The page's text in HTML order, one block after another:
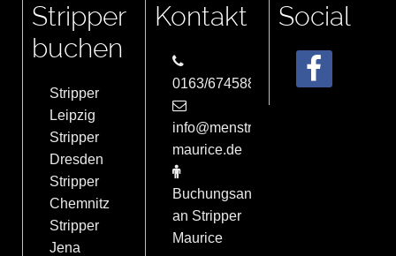
Stripper
buchen
Stripper
Leipzig
Stripper
Dresden
Stripper
Chemnitz
Stripper
Jena
Kontakt
0163/6745884
info@menstrip-
maurice.de
Buchungsanfrage
an Stripper
Maurice
Social